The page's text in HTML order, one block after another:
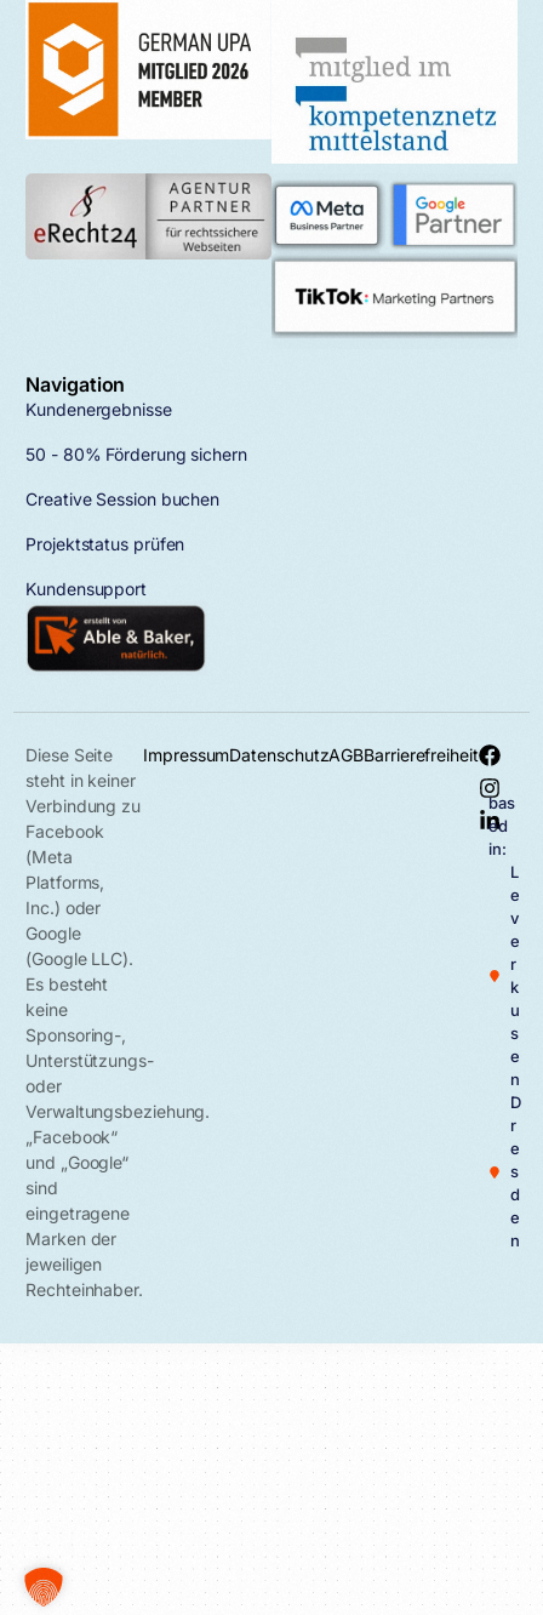
Navigation
Kundenergebnisse
50 - 80% Förderung sichern
Creative Session buchen
Projektstatus prüfen
Kundensupport
ImpressumDatenschutzAGBBarrierefreiheit
bas
ed
in:
L
e
v
e
r
k
u
s
e
n
D
r
e
s
d
e
n
Diese Seite
steht in keiner
Verbindung zu
Facebook
(Meta
Platforms,
Inc.) oder
Google
(Google LLC).
Es besteht
keine
Sponsoring-,
Unterstützungs-
oder
Verwaltungsbeziehung.
„Facebook“
und „Google“
sind
eingetragene
Marken der
jeweiligen
Rechteinhaber.